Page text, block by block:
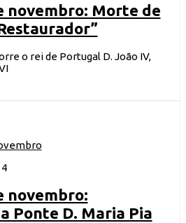
novembro: Morte de
o rei de Portugal D. João IV,
novembro:
Ponte D. Maria Pia